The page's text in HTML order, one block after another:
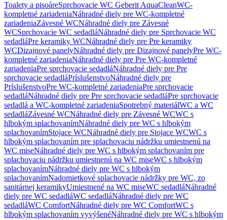
Toalety a pisoáreSprchovacie WC Geberit AquaCleanWC-
kompletné zariadeniaNáhradné diely pre WC-kompletné
zariadeniaZávesné WCNáhradné diely pre Závesné
WCSprchovacie WC sedadláNáhradné diely pre Sprchovacie WC
sedadláPre keramiky WCNáhradné diely pre Pre keramiky
WCDizajnové panelyNáhradné diely pre Dizajnové panelyPre WC-
kompletné zariadeniaNáhradné diely pre Pre WC-kompletné
zariadeniaPre sprchovacie sedadláNáhradné diely pre Pre
sprchovacie sedadláPríslušenstvoNáhradné diely pre
PríslušenstvoPre WC-kompletné zariadeniaPre sprchovacie
sedadláNáhradné diely pre Pre sprchovacie sedadláPre sprchovacie
sedadlá a WC-kompletné zariadeniaSpotrebný materiálWC a WC
sedadláZávesné WCNáhradné diely pre Závesné WCWC s
hlbokým splachovanímNáhradné diely pre WC s hlbokým
splachovanímStojace WCNáhradné diely pre Stojace WCWC s
hlbokým splachovaním pre splachovaciu nádržku umiestnenú na
WC miseNáhradné diely pre WC s hlbokým splachovaním pre
splachovaciu nádržku umiestnenú na WC miseWC s hlbokým
splachovanímNáhradné diely pre WC s hlbokým
splachovanímNadomietkové splachovacie nádržky pre WC, zo
sanitárnej keramikyUmiestnené na WC miseWC sedadláNáhradné
diely pre WC sedadláWC sedadláNáhradné diely pre WC
sedadláWC ComfortNáhradné diely pre WC ComfortWC s
hlbokým splachovaním vyvýšenéNáhradné diely pre WC s hlbokým